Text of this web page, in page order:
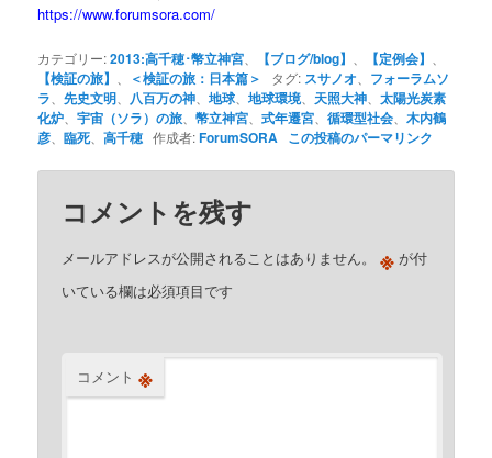
https://www.forumsora.com/
カテゴリー:2013:高千穂･幣立神宮 【ブログ/blog】 【定例会】
【検証の旅】 ＜検証の旅：日本篇＞ タグ: スサノオ
フォーラムソ
ラ 、先史文明 八百万の神 、地球 、地球環境 天照大神 、太陽光炭素
化炉 、宇宙（ソラ）の旅 、幣立神宮 、式年遷宮 、循環型社会 、木内鶴
彦 、臨死、高千穂 作成者:ForumSORA この投稿のパーマリンク
コメントを残す
メールアドレスが公開されることはありません。 ※ が付
いている欄は必須項目です
コメント ※